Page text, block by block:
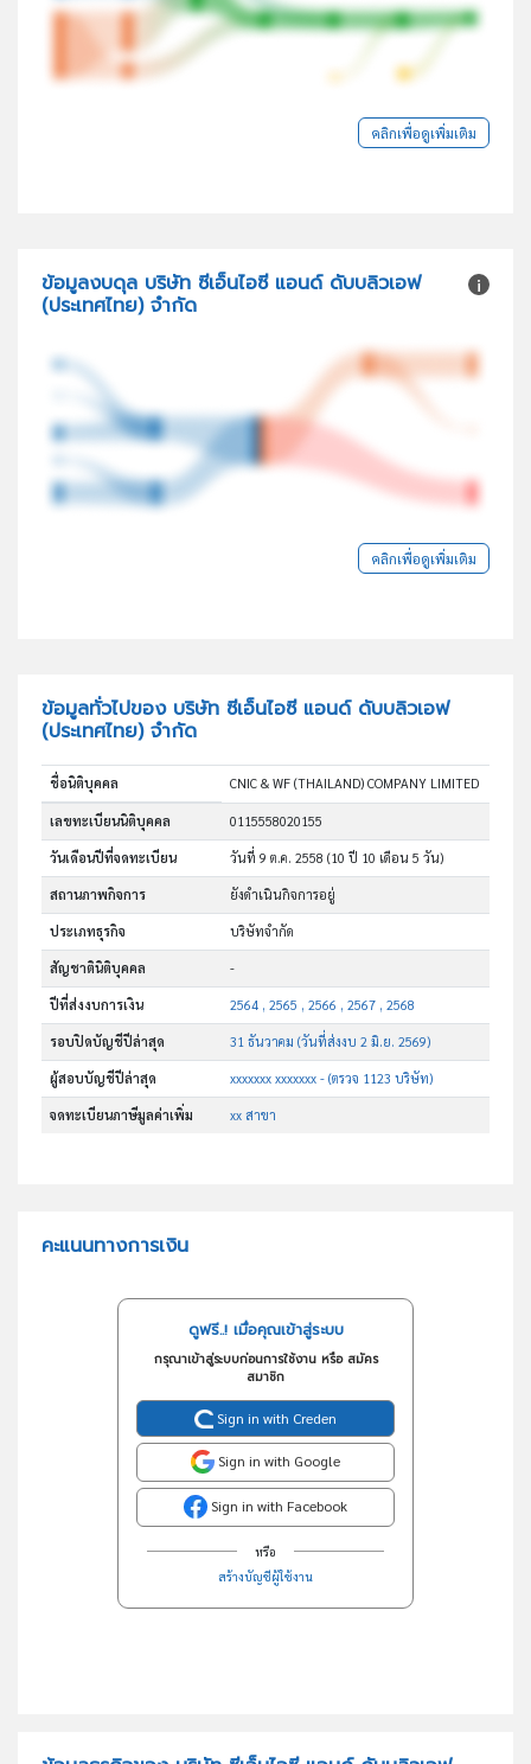
คลิกเพื่อดูเพิ่มเติม
ข้อมูลงบดุล บริษัท ซีเอ็นไอซี แอนด์ ดับบลิวเอฟ
(ประเทศไทย) จำกัด
คลิกเพื่อดูเพิ่มเติม
ข้อมูลทั่วไปของ บริษัท ซีเอ็นไอซี แอนด์ ดับบลิวเอฟ
(ประเทศไทย) จำกัด
ชื่อนิติบุคคล CNIC & WF (THAILAND) COMPANY LIMITED
เลขทะเบียนนิติบุคคล 0115558020155
วันเดือนปีที่จดทะเบียน วันที่ 9 ต.ค. 2558(10 ปี 10 เดือน 5 วัน)
สถานภาพกิจการ ยังดำเนินกิจการอยู่
ประเภทธุรกิจ บริษัทจำกัด
สัญชาตินิติบุคคล -
ปีที่ส่งงบการเงิน 2564 , 2565 , 2566 , 2567 , 2568
รอบปิดบัญชีปีล่าสุด 31 ธันวาคม (วันที่ส่งงบ 2 มิ.ย. 2569)
ผู้สอบบัญชีปีล่าสุด xxxxxxx xxxxxxx - (ตรวจ 1123 บริษัท)
จดทะเบียนภาษีมูลค่าเพิ่ม xx สาขา
คะแนนทางการเงิน
ดูฟรี..! เมื่อคุณเข้าสู่ระบบ
กรุณาเข้าสู่ระบบก่อนการใช้งาน หรือ สมัคร
สมาชิก
Sign in with Creden
Sign in with Google
Sign in with Facebook
หรือ
สร้างบัญชีผู้ใช้งาน